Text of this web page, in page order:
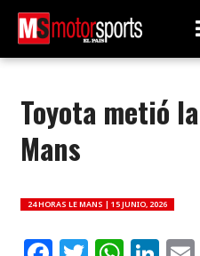
Toyota metió
Mans
24 HORAS LE MANS | 15 JUNIO, 2026